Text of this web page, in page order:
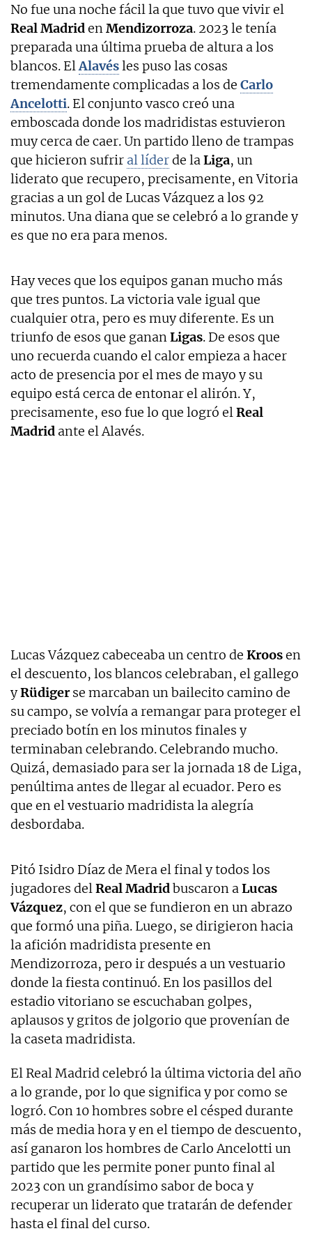
No fue una noche fácil la que tuvo que vivir el
Real MadridenMendizorroza. 2023 le tenía
preparada una última prueba de altura a los
blancos. ElAlavésles puso las cosas
tremendamente complicadas a los de Carlo
Ancelotti. El conjunto vasco creó una
emboscada donde los madridistas estuvieron
muy cerca de caer. Un partido lleno de trampas
que hicieron sufrir al líderde laLiga, un
liderato que recupero, precisamente, en Vitoria
gracias a un gol de Lucas Vázquez a los 92
minutos. Una diana que se celebró a lo grande y
es que no era para menos.
Hay veces que los equipos ganan mucho más
que tres puntos. La victoria vale igual que
cualquier otra, pero es muy diferente. Es un
triunfo de esos que gananLigas. De esos que
uno recuerda cuando el calor empieza a hacer
acto de presencia por el mes de mayo y su
equipo está cerca de entonar el alirón. Y,
precisamente, eso fue lo que logró elReal
Madrid ante el Alavés.
Lucas Vázquez cabeceaba un centro de Kroosen
el descuento, los blancos celebraban, el gallego
yRüdigerse marcaban un bailecito camino de
su campo, se volvía a remangar para proteger el
preciado botín en los minutos finales y
terminaban celebrando. Celebrando mucho.
Quizá, demasiado para ser la jornada 18 de Liga,
penúltima antes de llegar al ecuador. Pero es
que en el vestuario madridista la alegría
desbordaba.
Pitó Isidro Díaz de Mera el final y todos los
jugadores delReal Madridbuscaron aLucas
Vázquez, con el que se fundieron en un abrazo
que formó una piña. Luego, se dirigieron hacia
la afición madridista presente en
Mendizorroza, pero ir después a un vestuario
donde la fiesta continuó. En los pasillos del
estadio vitoriano se escuchaban golpes,
aplausos y gritos de jolgorio que provenían de
la caseta madridista.
El Real Madrid celebró la última victoria del año
a lo grande, por lo que significa y por como se
logró. Con 10 hombres sobre el césped durante
más de media hora y en el tiempo de descuento,
así ganaron los hombres de Carlo Ancelotti un
partido que les permite poner punto final al
2023 con un grandísimo sabor de boca y
recuperar un liderato que tratarán de defender
hasta el final del curso.